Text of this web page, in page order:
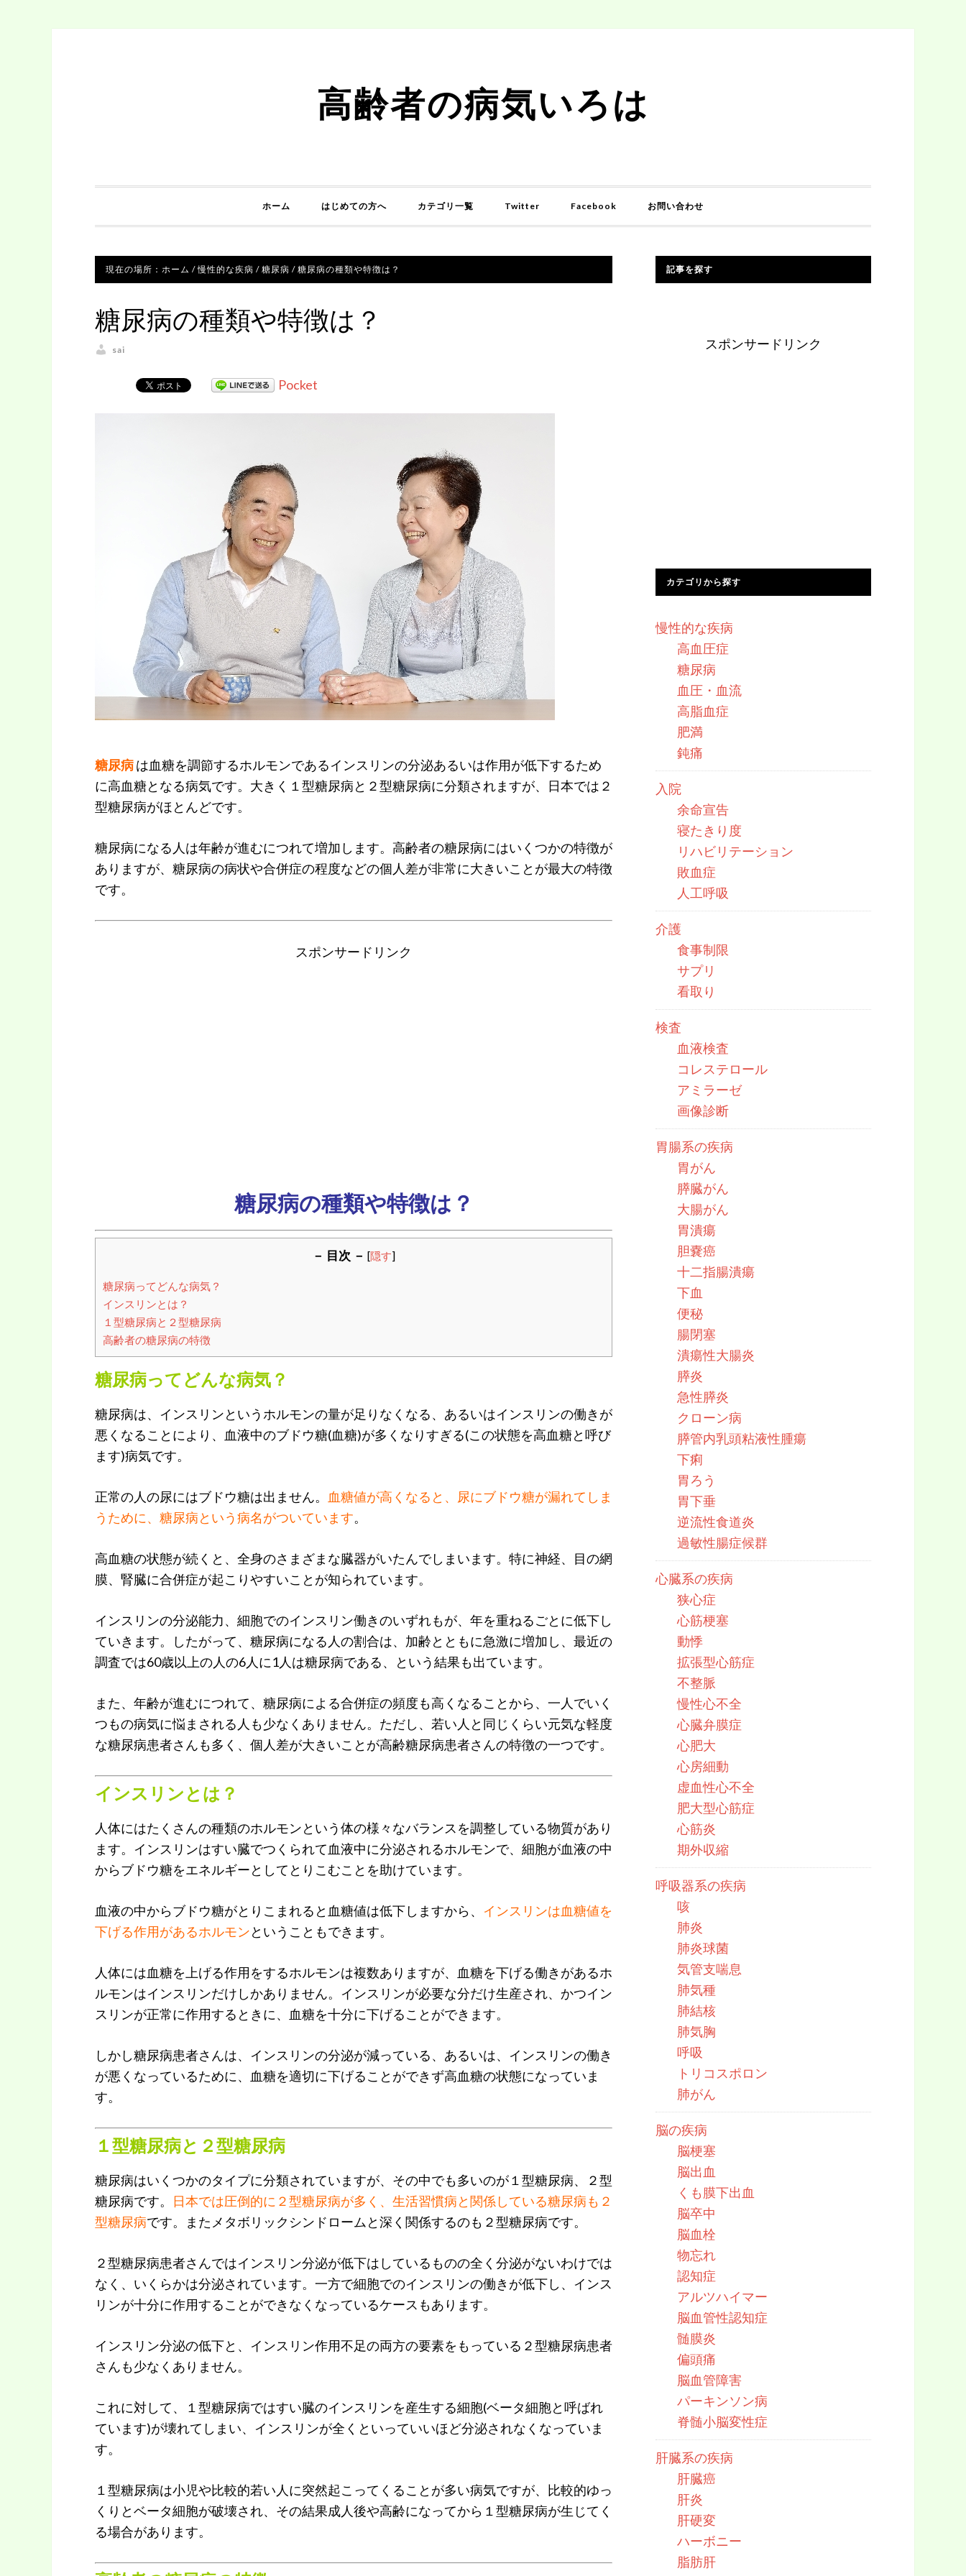
高齢者の病気いろは
ホーム はじめての方へ カテゴリ一覧 Twitter Facebook お問い合わせ
現在の場所： ホーム / 慢性的な疾病 / 糖尿病 / 糖尿病の種類や特徴は？
糖尿病の種類や特徴は？
sai
Pocket
糖尿病は血糖を調節するホルモンであるインスリンの分泌あるいは作用が低下するため
に高血糖となる病気です。大きく１型糖尿病と２型糖尿病に分類されますが、日本では２
型糖尿病がほとんどです。
糖尿病になる人は年齢が進むにつれて増加します。高齢者の糖尿病にはいくつかの特徴が
ありますが、糖尿病の病状や合併症の程度などの個人差が非常に大きいことが最大の特徴
です。
スポンサードリンク
糖尿病の種類や特徴は？
－ 目次 － [隠す]
糖尿病ってどんな病気？
インスリンとは？
１型糖尿病と２型糖尿病
高齢者の糖尿病の特徴
糖尿病ってどんな病気？
糖尿病は、インスリンというホルモンの量が足りなくなる、あるいはインスリンの働きが
悪くなることにより、血液中のブドウ糖(血糖)が多くなりすぎる(この状態を高血糖と呼び
ます)病気です。
正常の人の尿にはブドウ糖は出ません。 血糖値が高くなると、尿にブドウ糖が漏れてしま
うために、糖尿病という病名がついています。
高血糖の状態が続くと、全身のさまざまな臓器がいたんでしまいます。特に神経、目の網
膜、腎臓に合併症が起こりやすいことが知られています。
インスリンの分泌能力、細胞でのインスリン働きのいずれもが、年を重ねるごとに低下し
ていきます。したがって、糖尿病になる人の割合は、加齢とともに急激に増加し、最近の
調査では60歳以上の人の6人に1人は糖尿病である、という結果も出ています。
また、年齢が進むにつれて、糖尿病による合併症の頻度も高くなることから、一人でいく
つもの病気に悩まされる人も少なくありません。ただし、若い人と同じくらい元気な軽度
な糖尿病患者さんも多く、個人差が大きいことが高齢糖尿病患者さんの特徴の一つです。
インスリンとは？
人体にはたくさんの種類のホルモンという体の様々なバランスを調整している物質があり
ます。インスリンはすい臓でつくられて血液中に分泌されるホルモンで、細胞が血液の中
からブドウ糖をエネルギーとしてとりこむことを助けています。
血液の中からブドウ糖がとりこまれると血糖値は低下しますから、 インスリンは血糖値を
下げる作用があるホルモンということもできます。
人体には血糖を上げる作用をするホルモンは複数ありますが、血糖を下げる働きがあるホ
ルモンはインスリンだけしかありません。インスリンが必要な分だけ生産され、かつイン
スリンが正常に作用するときに、血糖を十分に下げることができます。
しかし糖尿病患者さんは、インスリンの分泌が減っている、あるいは、インスリンの働き
が悪くなっているために、血糖を適切に下げることができず高血糖の状態になっていま
す。
１型糖尿病と２型糖尿病
糖尿病はいくつかのタイプに分類されていますが、その中でも多いのが１型糖尿病、２型
糖尿病です。 日本では圧倒的に２型糖尿病が多く、生活習慣病と関係している糖尿病も２
型糖尿病です。またメタボリックシンドロームと深く関係するのも２型糖尿病です。
２型糖尿病患者さんではインスリン分泌が低下はしているものの全く分泌がないわけでは
なく、いくらかは分泌されています。一方で細胞でのインスリンの働きが低下し、インス
リンが十分に作用することができなくなっているケースもあります。
インスリン分泌の低下と、インスリン作用不足の両方の要素をもっている２型糖尿病患者
さんも少なくありません。
これに対して、１型糖尿病ではすい臓のインスリンを産生する細胞(ベータ細胞と呼ばれ
ています)が壊れてしまい、インスリンが全くといっていいほど分泌されなくなっていま
す。
１型糖尿病は小児や比較的若い人に突然起こってくることが多い病気ですが、比較的ゆっ
くりとベータ細胞が破壊され、その結果成人後や高齢になってから１型糖尿病が生じてく
る場合があります。
記事を探す
スポンサードリンク
カテゴリから探す
慢性的な疾病
高血圧症
糖尿病
血圧・血流
高脂血症
肥満
鈍痛
入院
余命宣告
寝たきり度
リハビリテーション
敗血症
人工呼吸
介護
食事制限
サプリ
看取り
検査
血液検査
コレステロール
アミラーゼ
画像診断
胃腸系の疾病
胃がん
膵臓がん
大腸がん
胃潰瘍
胆嚢癌
十二指腸潰瘍
下血
便秘
腸閉塞
潰瘍性大腸炎
膵炎
急性膵炎
クローン病
膵管内乳頭粘液性腫瘍
下痢
胃ろう
胃下垂
逆流性食道炎
過敏性腸症候群
心臓系の疾病
狭心症
心筋梗塞
動悸
拡張型心筋症
不整脈
慢性心不全
心臓弁膜症
心肥大
心房細動
虚血性心不全
肥大型心筋症
心筋炎
期外収縮
呼吸器系の疾病
咳
肺炎
肺炎球菌
気管支喘息
肺気種
肺結核
肺気胸
呼吸
トリコスポロン
肺がん
脳の疾病
脳梗塞
脳出血
くも膜下出血
脳卒中
脳血栓
物忘れ
認知症
アルツハイマー
脳血管性認知症
髄膜炎
偏頭痛
脳血管障害
パーキンソン病
脊髄小脳変性症
肝臓系の疾病
肝臓癌
肝炎
肝硬変
ハーボニー
脂肪肝